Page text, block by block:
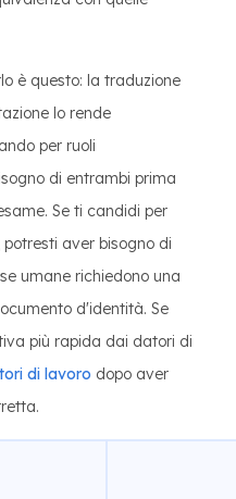
è questo: la traduzione
lo rende
per ruoli
di entrambi prima
Se ti candidi per
aver bisogno di
umane richiedono una
d'identità. Se
più rapida dai datori di
di lavoro dopo aver